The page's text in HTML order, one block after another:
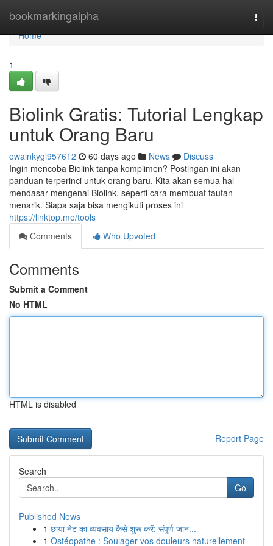
bookmarkingalpha
Home
Home
1
Biolink Gratis: Tutorial Lengkap
untuk Orang Baru
owainkygl957612 60 days ago News
Discuss
Ingin mencoba Biolink tanpa komplimen? Postingan ini akan
panduan terperinci untuk orang baru. Kita akan semua hal
mendasar mengenai Biolink, seperti cara membuat tautan
menarik. Siapa saja bisa mengikuti proses ini
https://linktop.me/tools
Comments
Who Upvoted
Comments
Submit a Comment
No HTML
HTML is disabled
Report Page
Search
Go
Published News
1 छाया नेट का व्यवसाय कैसे शुरू करें: संपूर्ण जान...
1 Ostéopathe : Soulager vos douleurs naturellement